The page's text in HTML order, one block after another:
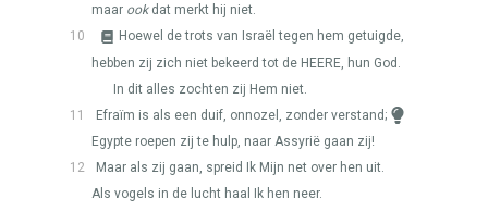
maar ookdat merkt hij niet.
10
Hoewel de trots van Israël tegen hem getuigde,
hebben zij zich niet bekeerd tot de HEERE, hun God.
In dit alles zochten zij Hem niet.
11
Efraïm is als een duif, onnozel, zonder verstand;
Egypte roepen zij te hulp, naar Assyrië gaan zij!
12
Maar als zij gaan, spreid Ik Mijn net over hen uit.
Als vogels in de lucht haal Ik hen neer.